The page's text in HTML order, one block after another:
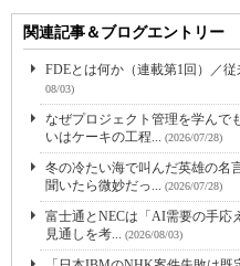
関連記事＆ブログエントリー
FDEとは何か（連載第1回）／
08/03)
なぜプロジェクト管理を学んで
いはケーキの工程... (2026/07/28)
冬の冷たい海で叫んだ英雄の名
聞いたら微妙だっ... (2026/07/28)
富士通とNECは「AI需要の手
見通しを考... (2026/08/03)